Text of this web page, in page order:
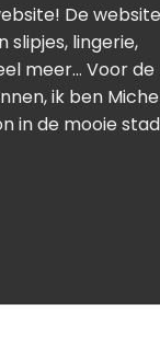
De website
slipjes, lingerie,
meer… Voor de
ik ben
in de mooie stad